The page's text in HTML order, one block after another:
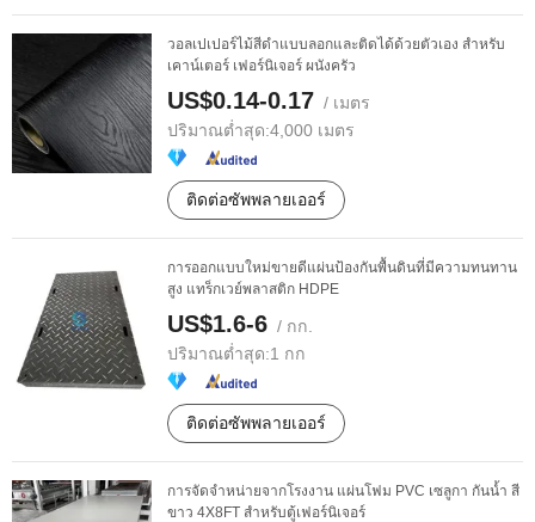
วอลเปเปอร์ไม้สีดำแบบลอกและติดได้ด้วยตัวเอง สำหรับ
เคาน์เตอร์ เฟอร์นิเจอร์ ผนังครัว
US$0.14-0.17 / เมตร
ปริมาณต่ำสุด:4,000 เมตร
ติดต่อซัพพลายเออร์
การออกแบบใหม่ขายดีแผ่นป้องกันพื้นดินที่มีความทนทาน
สูง แทร็กเวย์พลาสติก HDPE
US$1.6-6 / กก.
ปริมาณต่ำสุด:1 กก
ติดต่อซัพพลายเออร์
การจัดจำหน่ายจากโรงงาน แผ่นโฟม PVC เซลูกา กันน้ำ สี
ขาว 4X8FT สำหรับตู้เฟอร์นิเจอร์